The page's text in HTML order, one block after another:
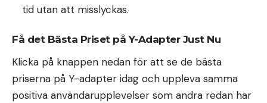
tid utan att misslyckas.
Få det Bästa Priset på Y-Adapter Just Nu
Klicka på knappen nedan för att se de bästa
priserna på Y-adapter idag och uppleva samma
positiva användarupplevelser som andra redan har